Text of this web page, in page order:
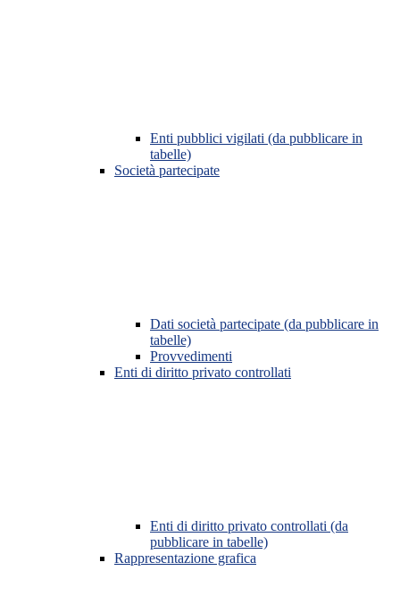
Enti pubblici vigilati (da pubblicare in
tabelle)
Società partecipate
Dati società partecipate (da pubblicare in
tabelle)
Provvedimenti
Enti di diritto privato controllati
Enti di diritto privato controllati (da
pubblicare in tabelle)
Rappresentazione grafica